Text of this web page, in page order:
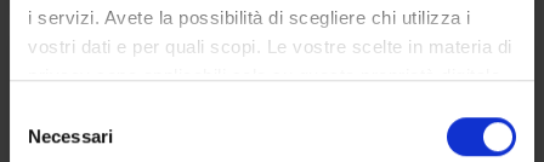
i servizi. Avete la possibilità di scegliere chi utilizza i
vostri dati e per quali scopi. Le vostre scelte in materia di
privacy sono applicabili solo su questa proprietà digitale
modificare o revocare il proprio consenso in qualsiasi
Necessari
SICUREZZA NEGLI AMBIENTI DI
Credits